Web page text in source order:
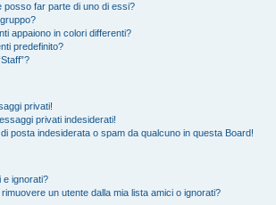
posso far parte di uno di essi?
appaiono in colori differenti?
predefinito?
privati!
privati indesiderati!
posta indesiderata o spam da qualcuno in questa Board!
e ignorati?
un utente dalla mia lista amici o ignorati?